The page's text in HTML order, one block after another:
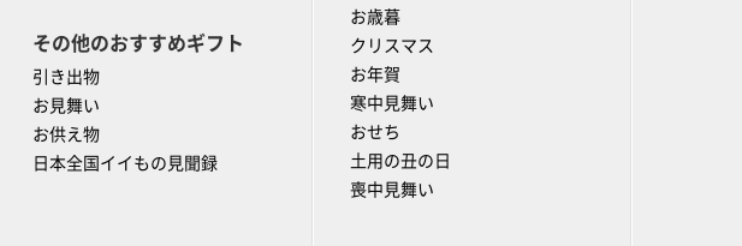
その他のおすすめギフト
引き出物
お見舞い
お供え物
日本全国イイもの見聞録
お歳暮
クリスマス
お年賀
寒中見舞い
おせち
土用の丑の日
喪中見舞い